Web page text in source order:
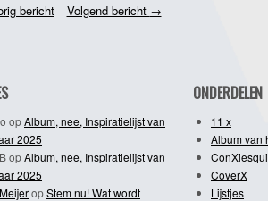
bericht Volgend bericht →
opAlbum, nee, Inspiratielijst van
2025
opAlbum, nee, Inspiratielijst van
2025
opStem nu! Wat wordt
ONDERDELEN
11 x
Album van
CoverX
Lijstjes